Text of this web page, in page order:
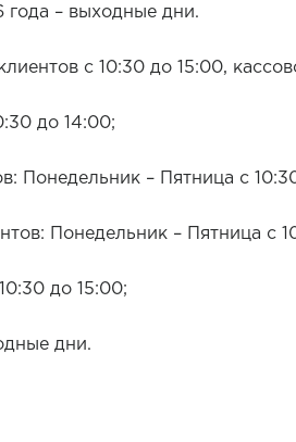
года – выходные дни.
с 10:30 до 15:00,
до 14:00;
Понедельник – Пятница с
Понедельник – Пятница с
до 15:00;
дни.